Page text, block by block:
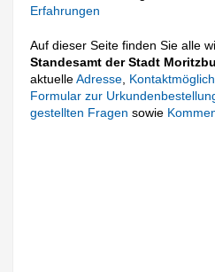
Erfahrungen
Auf dieser Seite finden Sie alle
Standesamt der Stadt
aktuelleAdresse
Formular zur
gestellten Fragen sowie